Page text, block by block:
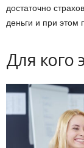
достаточно
деньги и при этом
Для кого